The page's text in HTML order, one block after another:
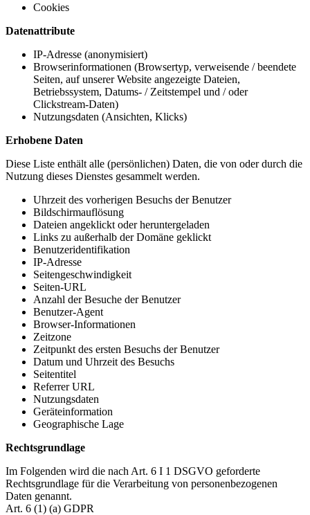
Cookies
Datenattribute
IP-Adresse (anonymisiert)
Browserinformationen (Browsertyp, verweisende / beendete
Seiten, auf unserer Website angezeigte Dateien,
Betriebssystem, Datums- / Zeitstempel und / oder
Clickstream-Daten)
Nutzungsdaten (Ansichten, Klicks)
Erhobene Daten
Diese Liste enthält alle (persönlichen) Daten, die von oder durch die
Nutzung dieses Dienstes gesammelt werden.
Uhrzeit des vorherigen Besuchs der Benutzer
Bildschirmauflösung
Dateien angeklickt oder heruntergeladen
Links zu außerhalb der Domäne geklickt
Benutzeridentifikation
IP-Adresse
Seitengeschwindigkeit
Seiten-URL
Anzahl der Besuche der Benutzer
Benutzer-Agent
Browser-Informationen
Zeitzone
Zeitpunkt des ersten Besuchs der Benutzer
Datum und Uhrzeit des Besuchs
Seitentitel
Referrer URL
Nutzungsdaten
Geräteinformation
Geographische Lage
Rechtsgrundlage
Im Folgenden wird die nach Art. 6 I 1 DSGVO geforderte
Rechtsgrundlage für die Verarbeitung von personenbezogenen
Daten genannt.
Art. 6 (1) (a) GDPR